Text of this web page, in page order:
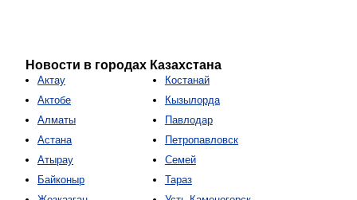
Новости в городах Казахстана
Актау
Актобе
Алматы
Астана
Атырау
Байконыр
Костанай
Кызылорда
Павлодар
Петропавловск
Семей
Тараз